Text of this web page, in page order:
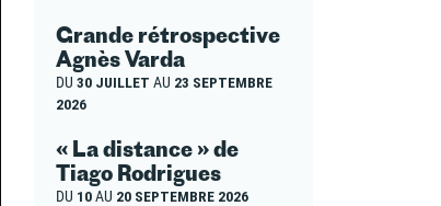
Grande rétrospective
Agnès Varda
DU 30 JUILLET AU 23 SEPTEMBRE
2026
« La distance » de
Tiago Rodrigues
DU 10AU 20 SEPTEMBRE 2026